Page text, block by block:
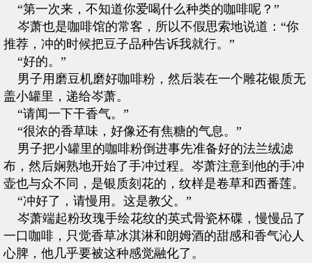
“第一次来，不知道你爱喝什么种类的咖啡呢？”
岑萧也是咖啡馆的常客，所以不假思索地说道：“你
推荐，冲的时候把豆子品种告诉我就行。”
“好的。”
男子用磨豆机磨好咖啡粉，然后装在一个雕花银质无
盖小罐里，递给岑萧。
“请闻一下干香气。”
“很浓的香草味，好像还有焦糖的气息。”
男子把小罐里的咖啡粉倒进事先准备好的法兰绒滤
布，然后娴熟地开始了手冲过程。岑萧注意到他的手冲
壶也与众不同，是银质刻花的，纹样是卷草和西番莲。
“冲好了，请慢用。这是教父。”
岑萧端起粉玫瑰手绘花纹的英式骨瓷杯碟，慢慢品了
一口咖啡，只觉香草冰淇淋和朗姆酒的甜感和香气沁人
心脾，他几乎要被这种感觉融化了。